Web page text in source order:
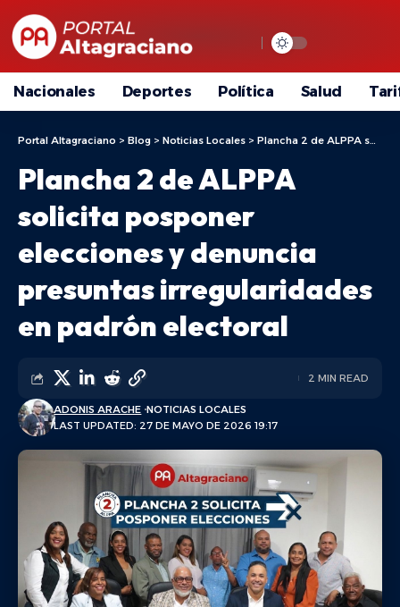
Nacionales Deportes Política Salud
Portal Altagraciano > Blog > Noticias Locales > Plancha 2 de ALPPA solicita posponer elecciones y denuncia presuntas irregularidades en padrón electoral
Plancha 2 de ALPPA
solicita posponer
elecciones y denuncia
presuntas irregularidades
en padrón electoral
LAST UPDATED: 27 DE MAYO DE 2026 19:17
ADONIS ARACHE NOTICIAS LOCALES
2 MIN READ